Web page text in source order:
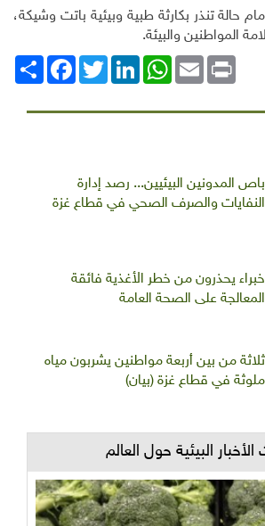
حالة تنذر بكارثة طبية وبيئية باتت وشيكة،
المواطنين والبيئة.
انشر
FacebookTwitterLinkedIn
WhatsAppEmail Print
باص المدونين البيئيين... رصد إدارة
النفايات والصرف الصحي في قطاع غزة
خبراء يحذرون من خطر الأغذية فائقة
المعالجة على الصحة العامة
ثلاثة من بين أربعة مواطنين يشربون مياه
ملوثة في قطاع غزة (بيان)
البيئية حول العالم